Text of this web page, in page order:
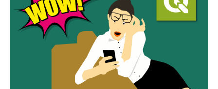
Recortar